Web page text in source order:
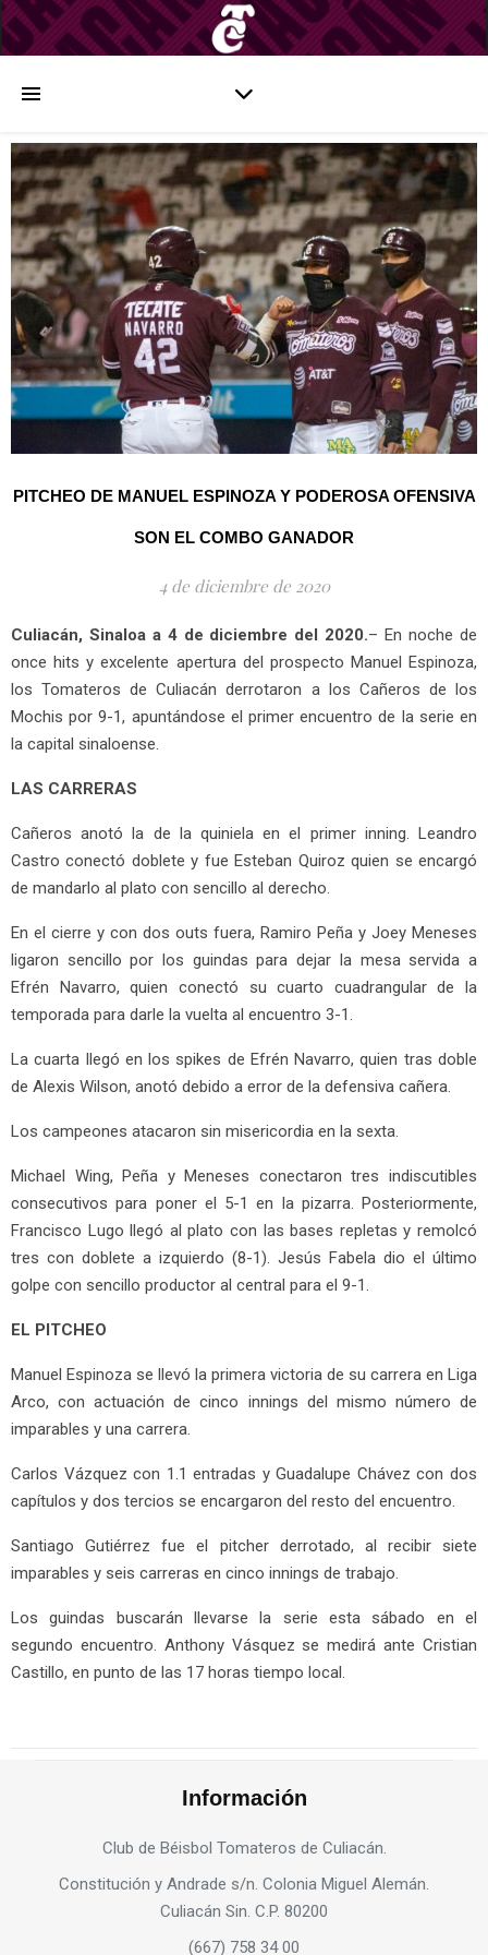
PITCHEO DE MANUEL ESPINOZA Y PODEROSA OFENSIVA
SON EL COMBO GANADOR
4 de diciembre de 2020
Culiacán, Sinaloa a 4 de diciembre del 2020.– En noche de
once hits y excelente apertura del prospecto Manuel Espinoza,
los Tomateros de Culiacán derrotaron a los Cañeros de los
Mochis por 9-1, apuntándose el primer encuentro de la serie en
la capital sinaloense.
LAS CARRERAS
Cañeros anotó la de la quiniela en el primer inning. Leandro
Castro conectó doblete y fue Esteban Quiroz quien se encargó
de mandarlo al plato con sencillo al derecho.
En el cierre y con dos outs fuera, Ramiro Peña y Joey Meneses
ligaron sencillo por los guindas para dejar la mesa servida a
Efrén Navarro, quien conectó su cuarto cuadrangular de la
temporada para darle la vuelta al encuentro 3-1.
La cuarta llegó en los spikes de Efrén Navarro, quien tras doble
de Alexis Wilson, anotó debido a error de la defensiva cañera.
Los campeones atacaron sin misericordia en la sexta.
Michael Wing, Peña y Meneses conectaron tres indiscutibles
consecutivos para poner el 5-1 en la pizarra. Posteriormente,
Francisco Lugo llegó al plato con las bases repletas y remolcó
tres con doblete a izquierdo (8-1). Jesús Fabela dio el último
golpe con sencillo productor al central para el 9-1.
EL PITCHEO
Manuel Espinoza se llevó la primera victoria de su carrera en Liga
Arco, con actuación de cinco innings del mismo número de
imparables y una carrera.
Carlos Vázquez con 1.1 entradas y Guadalupe Chávez con dos
capítulos y dos tercios se encargaron del resto del encuentro.
Santiago Gutiérrez fue el pitcher derrotado, al recibir siete
imparables y seis carreras en cinco innings de trabajo.
Los guindas buscarán llevarse la serie esta sábado en el
segundo encuentro. Anthony Vásquez se medirá ante Cristian
Castillo, en punto de las 17 horas tiempo local.
Información
Club de Béisbol Tomateros de Culiacán.
Constitución y Andrade s/n. Colonia Miguel Alemán.
Culiacán Sin. C.P. 80200
(667) 758 34 00